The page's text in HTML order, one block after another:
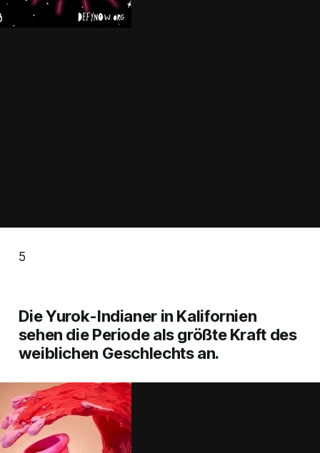
5
Die Yurok-Indianer in Kalifornien
sehen die Periode als größte Kraft des
weiblichen Geschlechts an.